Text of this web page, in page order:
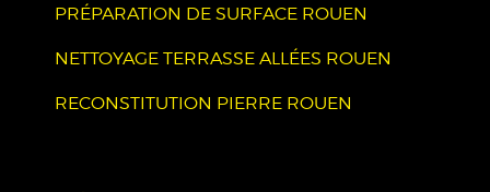
PRÉPARATION DE SURFACE ROUEN
NETTOYAGE TERRASSE ALLÉES ROUEN
RECONSTITUTION PIERRE ROUEN